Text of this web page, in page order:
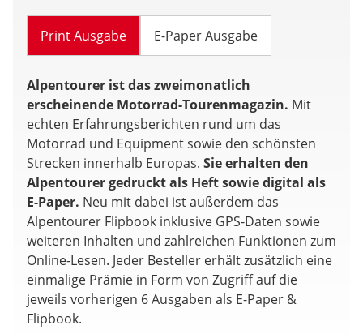
Print Ausgabe E-Paper Ausgabe
Alpentourer ist das zweimonatlich
erscheinende Motorrad-Tourenmagazin. Mit
echten Erfahrungsberichten rund um das
Motorrad und Equipment sowie den schönsten
Strecken innerhalb Europas. Sie erhalten den
Alpentourer gedruckt als Heft sowie digital als
E-Paper. Neu mit dabei ist außerdem das
Alpentourer Flipbook inklusive GPS-Daten sowie
weiteren Inhalten und zahlreichen Funktionen zum
Online-Lesen. Jeder Besteller erhält zusätzlich eine
einmalige Prämie in Form von Zugriff auf die
jeweils vorherigen 6 Ausgaben als E-Paper &
Flipbook.